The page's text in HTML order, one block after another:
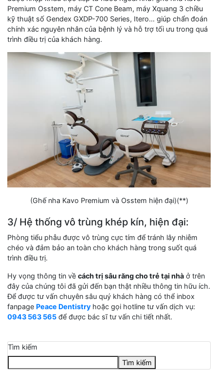
Premium Osstem, máy CT Cone Beam, máy Xquang 3 chiều
kỹ thuật số Gendex GXDP-700 Series, Itero… giúp chẩn đoán
chính xác nguyên nhân của bệnh lý và hỗ trợ tối ưu trong quá
trình điều trị của khách hàng.
(Ghế nha Kavo Premium và Osstem hiện đại)(**)
3/ Hệ thống vô trùng khép kín, hiện đại:
Phòng tiểu phẫu được vô trùng cực tím để tránh lây nhiễm
chéo và đảm bảo an toàn cho khách hàng trong suốt quá
trình điều trị.
Hy vọng thông tin về cách trị sâu răng cho trẻ tại nhà ở trên
đây của chúng tôi đã gửi đến bạn thật nhiều thông tin hữu ích.
Để được tư vấn chuyên sâu quý khách hàng có thể inbox
fanpage Peace Dentistry hoặc gọi hotline tư vấn dịch vụ:
0943 563 565 để được bác sĩ tư vấn chi tiết nhất.
Tìm kiếm
Tìm kiếm